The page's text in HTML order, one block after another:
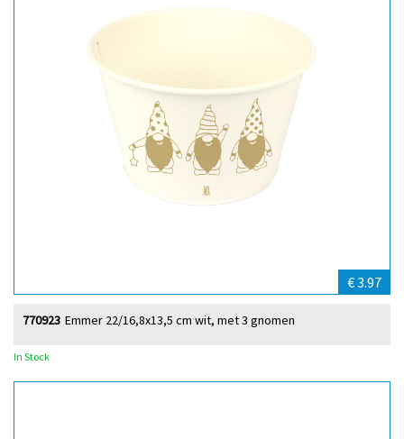
€ 3.97
Emmer 22/16,8x13,5 cm wit, met 3 gnomen
770923
In Stock